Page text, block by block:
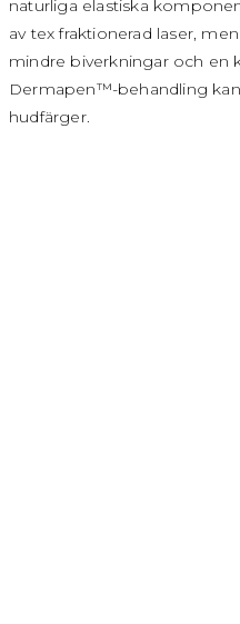
naturliga elastiska
av tex fraktionerad laser,
mindre biverkningar och en
Dermapen™-behandling
hudfärger.